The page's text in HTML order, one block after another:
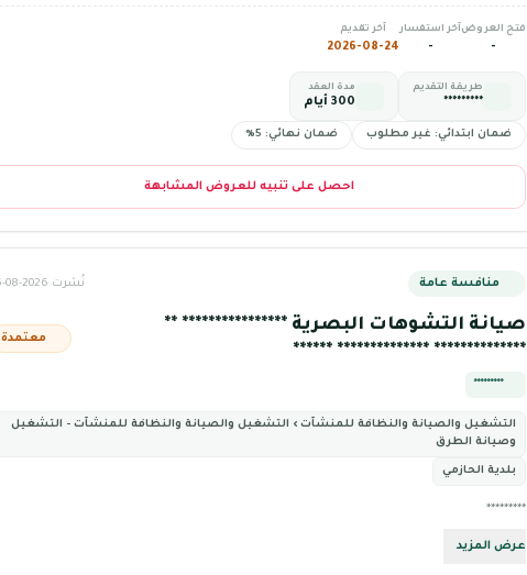
فتح العروض
-
آخر استفسار
-
آخر تقديم
2026-08-24
طريقة التقديم
*********
مدة العقد
300 أيام
ضمان ابتدائي: غير مطلوب ضمان نهائي: 5%
احصل على تنبيه للعروض المشابهة
منافسة عامة نُشرت 2026-08-06
صيانة التشوهات البصرية **************** **
************** ************** ******
معتمدة
*********
التشغيل والصيانة والنظافة للمنشآت › التشغيل والصيانة والنظافة للمنشآت - التشغيل
وصيانة الطرق
بلدية الحازمي
*********
عرض المزيد